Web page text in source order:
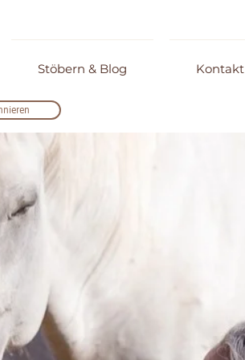
Stöbern & Blog Kontakt